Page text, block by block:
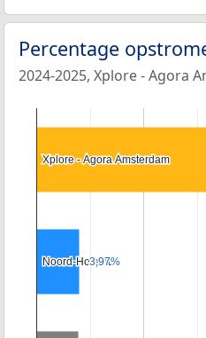
Percentage
2024-2025, Xplore - Agora
Xplore - Agora Amsterdam
Xplore - Agora Amsterdam
Noord-Holland
Noord-Holland
3,97%
3,97%